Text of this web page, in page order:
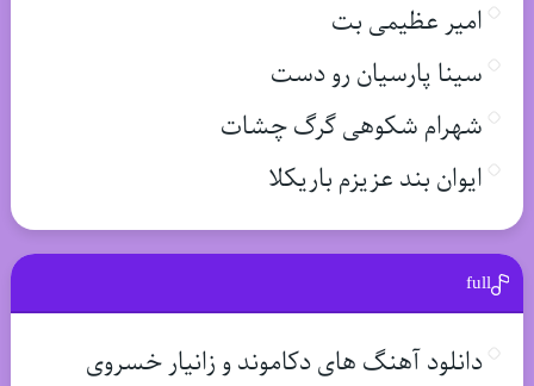
امیر عظیمی بت
سینا پارسیان رو دست
شهرام شکوهی گرگ چشات
ایوان بند عزیزم باریکلا
full
دانلود آهنگ های دکاموند و زانیار خسروی